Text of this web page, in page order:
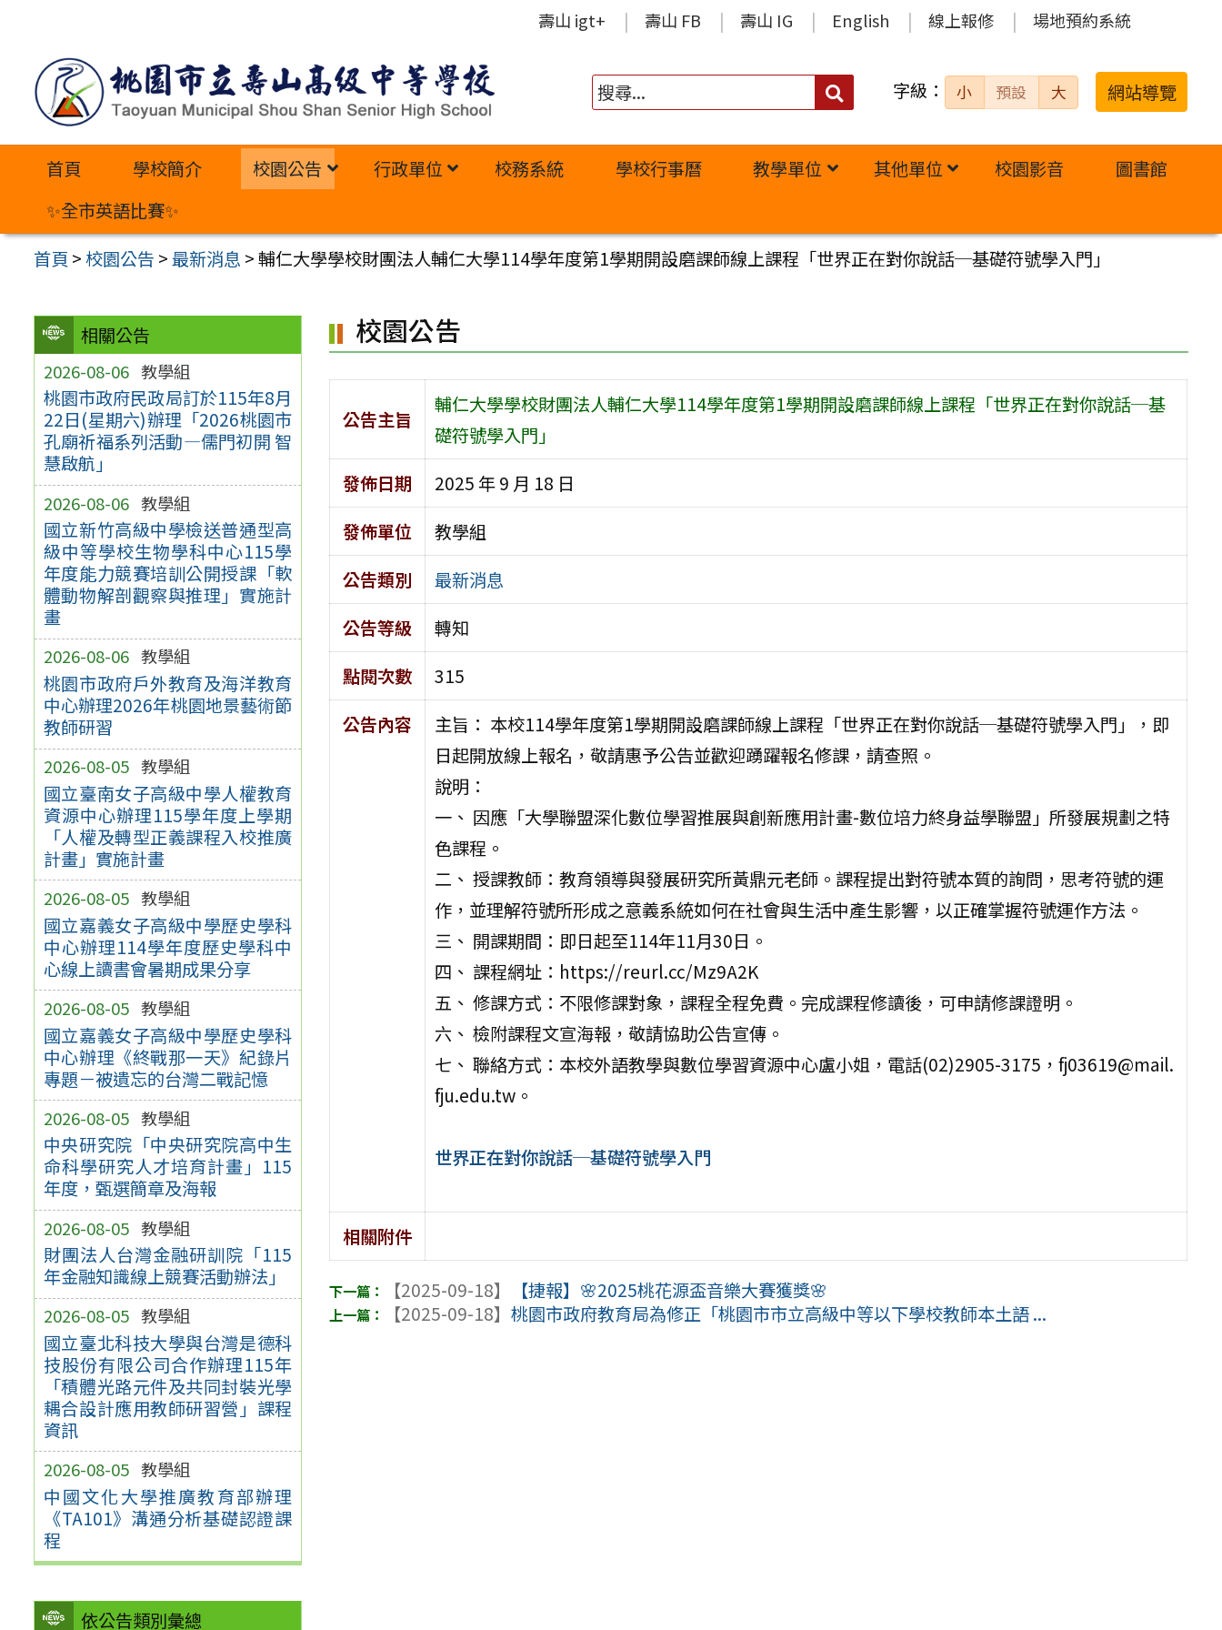
內
壽山 igt+ 壽山 FB 壽山 IG English 線上報修 場地預約系統
搜
字級： 小 預設 大 網站導覽
首頁 學校簡介 校園公告 行政單位 校務系統 學校行事曆 教學單位 其他單位 校園影音
圖書館
✨全市英語比賽✨
首頁 >校園公告 >最新消息 >輔仁大學學校財團法人輔仁大學114學年度第1學期開設磨課師線上課程「世界正在對你說話─基礎符號學入門」
相關公告
2026-08-06 教學組
桃園市政府民政局訂於115年8月
22日(星期六)辦理「2026桃園市
孔廟祈福系列活動—儒門初開 智
慧啟航」
2026-08-06 教學組
國立新竹高級中學檢送普通型高
級中等學校生物學科中心115學
年度能力競賽培訓公開授課「軟
體動物解剖觀察與推理」實施計
畫
2026-08-06 教學組
桃園市政府戶外教育及海洋教育
中心辦理2026年桃園地景藝術節
教師研習
2026-08-05 教學組
國立臺南女子高級中學人權教育
資源中心辦理115學年度上學期
「人權及轉型正義課程入校推廣
計畫」實施計畫
2026-08-05 教學組
國立嘉義女子高級中學歷史學科
中心辦理114學年度歷史學科中
心線上讀書會暑期成果分享
2026-08-05 教學組
國立嘉義女子高級中學歷史學科
中心辦理《終戰那一天》紀錄片
專題－被遺忘的台灣二戰記憶
2026-08-05 教學組
中央研究院「中央研究院高中生
命科學研究人才培育計畫」115
年度，甄選簡章及海報
2026-08-05 教學組
財團法人台灣金融研訓院「115
年金融知識線上競賽活動辦法」
2026-08-05 教學組
國立臺北科技大學與台灣是德科
技股份有限公司合作辦理115年
「積體光路元件及共同封裝光學
耦合設計應用教師研習營」課程
資訊
2026-08-05 教學組
中國文化大學推廣教育部辦理
《TA101》溝通分析基礎認證課
程
依公告類別彙總
校園公告
公告主旨
輔仁大學學校財團法人輔仁大學114學年度第1學期開設磨課師線上課程「世界正在對你說話─基
礎符號學入門」
發佈日期
2025 年 9 月 18 日
發佈單位
教學組
公告類別
最新消息
公告等級
轉知
點閱次數
315
公告內容
主旨： 本校114學年度第1學期開設磨課師線上課程「世界正在對你說話─基礎符號學入門」，即
日起開放線上報名，敬請惠予公告並歡迎踴躍報名修課，請查照。
說明：
一、 因應「大學聯盟深化數位學習推展與創新應用計畫-數位培力終身益學聯盟」所發展規劃之特
色課程。
二、 授課教師：教育領導與發展研究所黃鼎元老師。課程提出對符號本質的詢問，思考符號的運
作，並理解符號所形成之意義系統如何在社會與生活中產生影響，以正確掌握符號運作方法。
三、 開課期間：即日起至114年11月30日。
四、 課程網址：https://reurl.cc/Mz9A2K
五、 修課方式：不限修課對象，課程全程免費。完成課程修讀後，可申請修課證明。
六、 檢附課程文宣海報，敬請協助公告宣傳。
七、 聯絡方式：本校外語教學與數位學習資源中心盧小姐，電話(02)2905-3175，fj03619@mail.
fju.edu.tw。
世界正在對你說話─基礎符號學入門
相關附件
【2025-09-18】
【捷報】🌸2025桃花源盃音樂大賽獲獎🌸
【2025-09-18】桃園市政府教育局為修正「桃園市市立高級中等以下學校教師本土語 ...